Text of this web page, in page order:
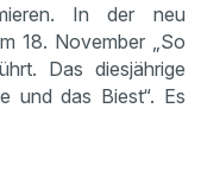
In der neu
18. November „So
Das diesjährige
und das Biest“. Es